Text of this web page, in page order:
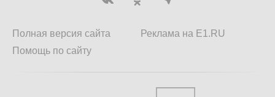
Полная версия сайта
Помощь по сайту
Реклама на E1.RU